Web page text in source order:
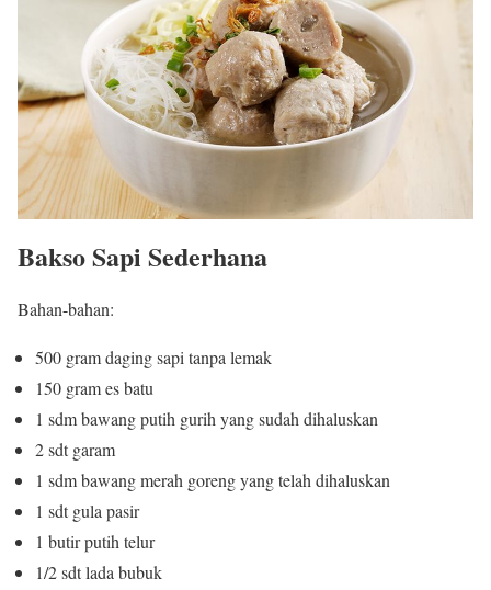
Bakso Sapi Sederhana
Bahan-bahan:
500 gram daging sapi tanpa lemak
150 gram es batu
1 sdm bawang putih gurih yang sudah dihaluskan
2 sdt garam
1 sdm bawang merah goreng yang telah dihaluskan
1 sdt gula pasir
1 butir putih telur
1/2 sdt lada bubuk